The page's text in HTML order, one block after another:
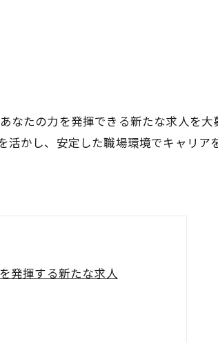
たの力を発揮できる新たな求人を大
かし、安定した職場環境でキャリア
発揮する新たな求人